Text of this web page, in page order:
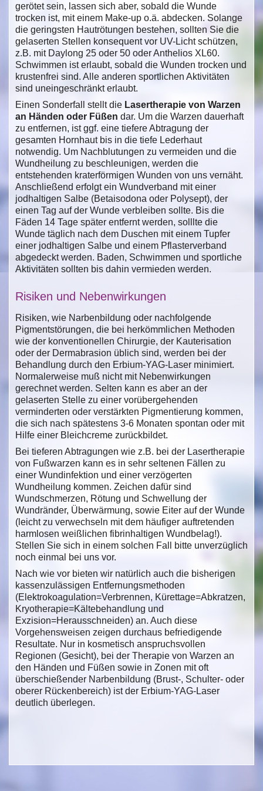
gerötet sein, lassen sich aber, sobald die Wunde
trocken ist, mit einem Make-up o.ä. abdecken. Solange
die geringsten Hautrötungen bestehen, sollten Sie die
gelaserten Stellen konsequent vor UV-Licht schützen,
z.B. mit Daylong 25 oder 50 oder Anthelios XL60.
Schwimmen ist erlaubt, sobald die Wunden trocken und
krustenfrei sind. Alle anderen sportlichen Aktivitäten
sind uneingeschränkt erlaubt.
Einen Sonderfall stellt die Lasertherapie von Warzen
an Händen oder Füßen dar. Um die Warzen dauerhaft
zu entfernen, ist ggf. eine tiefere Abtragung der
gesamten Hornhaut bis in die tiefe Lederhaut
notwendig. Um Nachblutungen zu vermeiden und die
Wundheilung zu beschleunigen, werden die
entstehenden kraterförmigen Wunden von uns vernäht.
Anschließend erfolgt ein Wundverband mit einer
jodhaltigen Salbe (Betaisodona oder Polysept), der
einen Tag auf der Wunde verbleiben sollte. Bis die
Fäden 14 Tage später entfernt werden, solllte die
Wunde täglich nach dem Duschen mit einem Tupfer
einer jodhaltigen Salbe und einem Pflasterverband
abgedeckt werden. Baden, Schwimmen und sportliche
Aktivitäten sollten bis dahin vermieden werden.
Risiken und Nebenwirkungen
Risiken, wie Narbenbildung oder nachfolgende
Pigmentstörungen, die bei herkömmlichen Methoden
wie der konventionellen Chirurgie, der Kauterisation
oder der Dermabrasion üblich sind, werden bei der
Behandlung durch den Erbium-YAG-Laser minimiert.
Normalerweise muß nicht mit Nebenwirkungen
gerechnet werden. Selten kann es aber an der
gelaserten Stelle zu einer vorübergehenden
verminderten oder verstärkten Pigmentierung kommen,
die sich nach spätestens 3-6 Monaten spontan oder mit
Hilfe einer Bleichcreme zurückbildet.
Bei tieferen Abtragungen wie z.B. bei der Lasertherapie
von Fußwarzen kann es in sehr seltenen Fällen zu
einer Wundinfektion und einer verzögerten
Wundheilung kommen. Zeichen dafür sind
Wundschmerzen, Rötung und Schwellung der
Wundränder, Überwärmung, sowie Eiter auf der Wunde
(leicht zu verwechseln mit dem häufiger auftretenden
harmlosen weißlichen fibrinhaltigen Wundbelag!).
Stellen Sie sich in einem solchen Fall bitte unverzüglich
noch einmal bei uns vor.
Nach wie vor bieten wir natürlich auch die bisherigen
kassenzulässigen Entfernungsmethoden
(Elektrokoagulation=Verbrennen, Kürettage=Abkratzen,
Kryotherapie=Kältebehandlung und
Exzision=Herausschneiden) an. Auch diese
Vorgehensweisen zeigen durchaus befriedigende
Resultate. Nur in kosmetisch anspruchsvollen
Regionen (Gesicht), bei der Therapie von Warzen an
den Händen und Füßen sowie in Zonen mit oft
überschießender Narbenbildung (Brust-, Schulter- oder
oberer Rückenbereich) ist der Erbium-YAG-Laser
deutlich überlegen.